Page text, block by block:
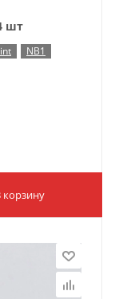
шт
NB1
корзину